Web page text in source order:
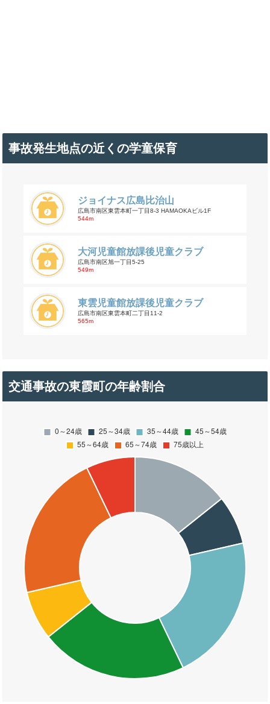
事故発生地点の近くの学童保育
ジョイナス広島比治山
広島市南区東雲本町一丁目8-3 HAMAOKAビル1F
544m
大河児童館放課後児童クラブ
広島市南区旭一丁目5-25
549m
東雲児童館放課後児童クラブ
広島市南区東雲本町二丁目11-2
565m
交通事故の東霞町の年齢割合